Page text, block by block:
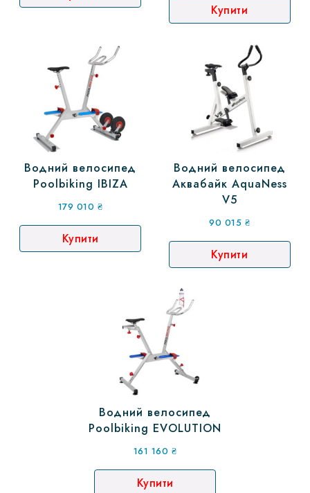
Купити
Водний велосипед
Poolbiking IBIZA
179 010 ₴
Купити
Водний велосипед
Аквабайк AquaNess
V5
90 015 ₴
Купити
Водний велосипед
Poolbiking EVOLUTION
161 160 ₴
Купити